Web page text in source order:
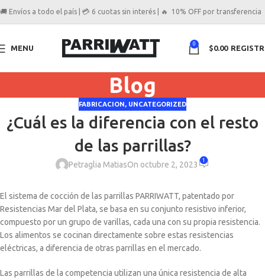
🚚 Envíos a todo el país | 💳 6 cuotas sin interés | 🔥 10% OFF por transferencia
MENU
0
$0.00
Blog
FABRICACION, UNCATEGORIZED
¿Cuál es la diferencia con el resto
de las parrillas?
Petraglia MatiasOn octubre 2, 2023 1
El sistema de cocción de las parrillas PARRIWATT, patentado por
Resistencias Mar del Plata, se basa en su conjunto resistivo inferior,
compuesto por un grupo de varillas, cada una con su propia resistencia.
Los alimentos se cocinan directamente sobre estas resistencias
eléctricas, a diferencia de otras parrillas en el mercado.
Las parrillas de la competencia utilizan una única resistencia de alta